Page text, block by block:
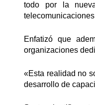
todo por la
Enfatizó que
organizaciones
«Esta realidad no
desarrollo de